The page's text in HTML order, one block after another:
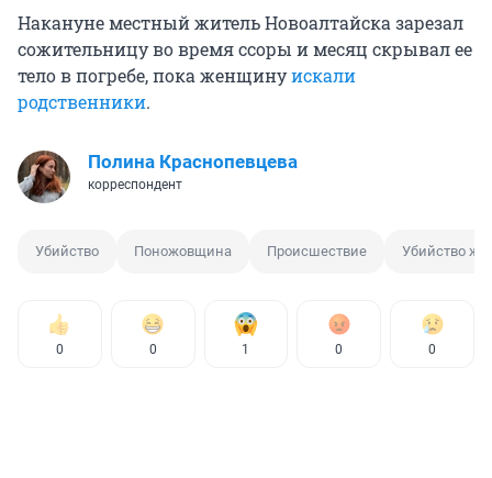
Накануне местный житель Новоалтайска зарезал
сожительницу во время ссоры и месяц скрывал ее
тело в погребе, пока женщинуискали
родственники.
Полина Краснопевцева
корреспондент
Убийство Поножовщина Происшествие Убийство
0 0 1 0 0